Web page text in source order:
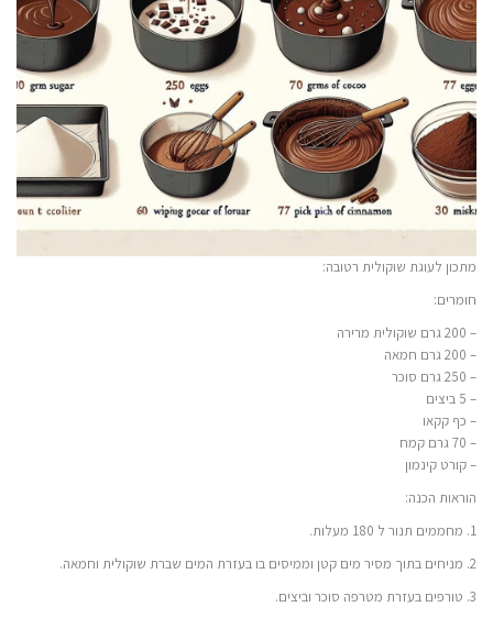
מתכון לעוגת שוקולית רטובה:
חומרים:
– 200 גרם שוקולית מרירה
– 200 גרם חמאה
– 250 גרם סוכר
– 5 ביצים
– כף קקאו
– 70 גרם קמח
– קורט קינמון
הוראות הכנה:
1. מחממים תנור ל 180 מעלות.
2. מניחים בתוך מסיר מים קטן וממיסים בו בעזרת המים שברת שוקולית וחמאה.
3. טורפים בעזרת מטרפה סוכר וביצים.